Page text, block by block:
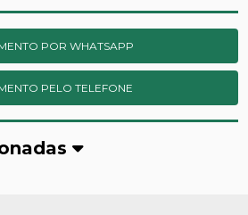
POR WHATSAPP
PELO TELEFONE